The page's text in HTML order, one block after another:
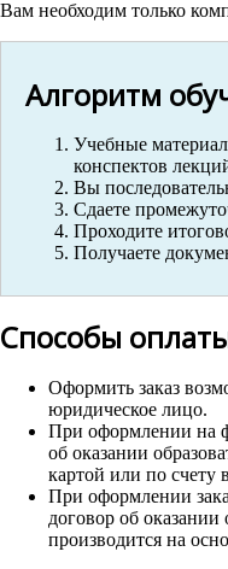
Вам необходим только
Алгоритм
Учебные
конспектов
Вы
Сдаете
Проходите
Получаете
Способы
Оформить заказ
юридическое лицо.
При оформлении на
об оказании
картой или по счету
При оформлении
договор об оказании
производится на